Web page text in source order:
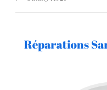
Réparations